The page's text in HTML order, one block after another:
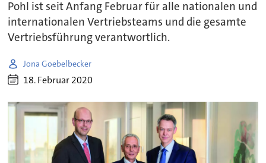
Pohl ist seit Anfang Februar für alle nationalen und
internationalen Vertriebsteams und die gesamte
Vertriebsführung verantwortlich.
Jona Goebelbecker
18. Februar 2020